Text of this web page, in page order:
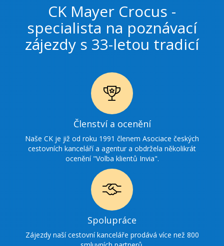
CK Mayer Crocus -
specialista na poznávací
zájezdy s 33-letou tradicí
Ikonka
ocenění
Členství a ocenění
Naše CK je již od roku 1991 členem Asociace českých
cestovních kanceláří a agentur a obdržela několikrát
ocenění "Volba klientů Invia".
Ikonka
spolupráce
Spolupráce
Zájezdy naší cestovní kanceláře prodává více než 800